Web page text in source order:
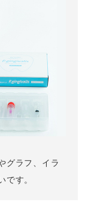
グラフ、イラ
です。